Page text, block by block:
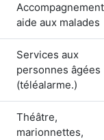
aide aux malades
Services aux
personnes âgées
(téléalarme.)
Théâtre,
marionnettes,